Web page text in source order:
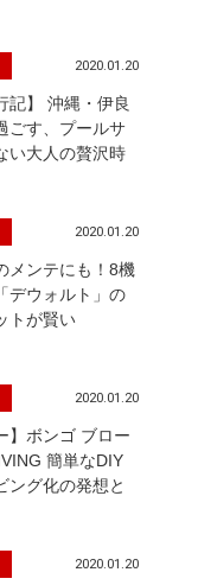
2020.01.20
記】 沖縄・伊良
ごす、プールサ
い大人の贅沢時
2020.01.20
メンテにも！8機
デウォルト」の
トが賢い
2020.01.20
】ボンゴ ブロー
簡単なDIY
ング化の発想と
2020.01.20